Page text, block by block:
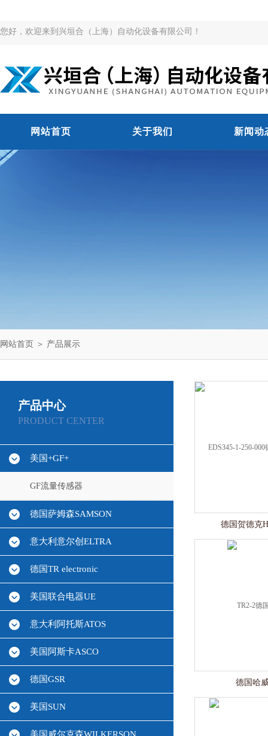
您好，欢迎来到兴垣合（上海）自动化设备有限公司！
网站首页 关于我们 新闻动
网站首页 ＞ 产品展示
产品中心
PRODUCT CENTER
美国+GF+
GF流量传感器
德国萨姆森SAMSON
意大利意尔创ELTRA
德国TR electronic
美国联合电器UE
意大利阿托斯ATOS
美国阿斯卡ASCO
德国GSR
美国SUN
德国贺德克
德国哈